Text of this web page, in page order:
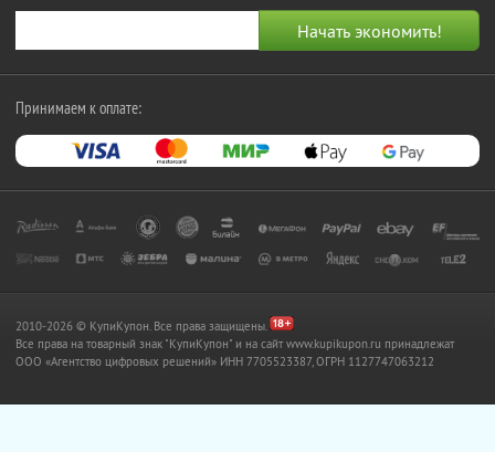
Принимаем к оплате:
2010-2026 © КупиКупон. Все права защищены.
Все права на товарный знак "КупиКупон" и на сайт www.kupikupon.ru принадлежат
OOO «Агентство цифровых решений» ИНН 7705523387, ОГРН 1127747063212